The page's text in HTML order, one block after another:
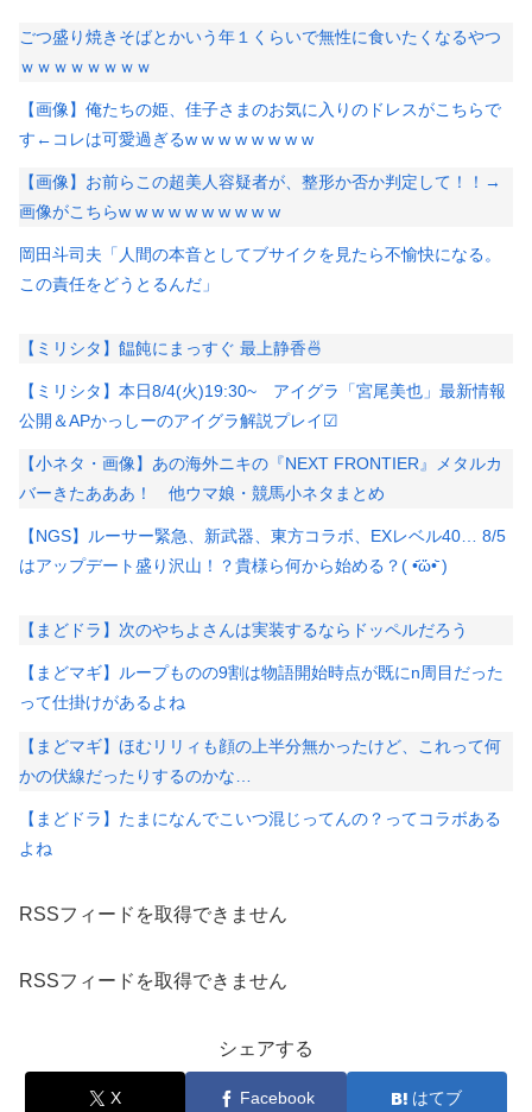
ごつ盛り焼きそばとかいう年１くらいで無性に食いたくなるやつ
ｗｗｗｗｗｗｗｗ
【画像】俺たちの姫、佳子さまのお気に入りのドレスがこちらで
す←コレは可愛過ぎるw w w w w w w w
【画像】お前らこの超美人容疑者が、整形か否か判定して！！→
画像がこちらw w w w w w w w w w
岡田斗司夫「人間の本音としてブサイクを見たら不愉快になる。
この責任をどうとるんだ」
【ミリシタ】饂飩にまっすぐ 最上静香🍜
【ミリシタ】本日8/4(火)19:30~ アイグラ「宮尾美也」最新情報
公開＆APかっしーのアイグラ解説プレイ☑
【小ネタ・画像】あの海外ニキの『NEXT FRONTIER』メタルカ
バーきたあああ！ 他ウマ娘・競馬小ネタまとめ
【NGS】ルーサー緊急、新武器、東方コラボ、EXレベル40… 8/5
はアップデート盛り沢山！？貴様ら何から始める？( •᷄ὤ•᷅ )
【まどドラ】次のやちよさんは実装するならドッペルだろう
【まどマギ】ループものの9割は物語開始時点が既にn周目だった
って仕掛けがあるよね
【まどマギ】ほむリリィも顔の上半分無かったけど、これって何
かの伏線だったりするのかな…
【まどドラ】たまになんでこいつ混じってんの？ってコラボある
よね
RSSフィードを取得できません
RSSフィードを取得できません
シェアする
X Facebook はてブ